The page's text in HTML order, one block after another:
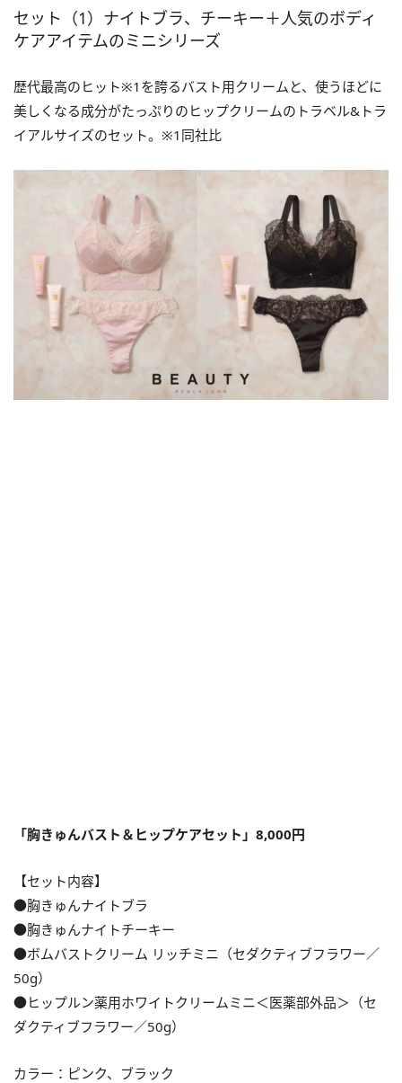
セット（1）ナイトブラ、チーキー＋人気のボディ
ケアアイテムのミニシリーズ
歴代最高のヒット※1を誇るバスト用クリームと、使うほどに
美しくなる成分がたっぷりのヒップクリームのトラベル&トラ
イアルサイズのセット。※1同社比
「胸きゅんバスト＆ヒップケアセット」8,000円
【セット内容】
●胸きゅんナイトブラ
●胸きゅんナイトチーキー
●ボムバストクリーム リッチミニ（セダクティブフラワー／
50g）
●ヒップルン薬用ホワイトクリームミニ＜医薬部外品＞（セ
ダクティブフラワー／50g）
カラー：ピンク、ブラック